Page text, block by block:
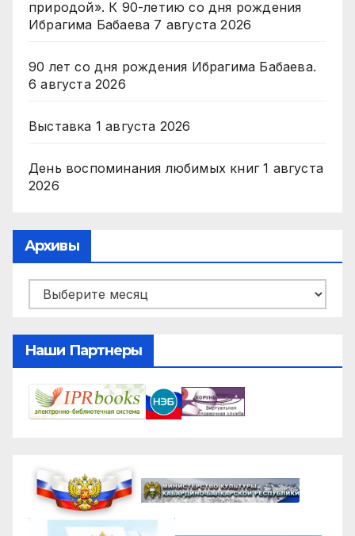
природой». К 90-летию со дня рождения
Ибрагима Бабаева 7 августа 2026
90 лет со дня рождения Ибрагима Бабаева.
6 августа 2026
Выставка 1 августа 2026
День воспоминания любимых книг 1 августа
2026
Архивы
Архивы
Наши Партнеры